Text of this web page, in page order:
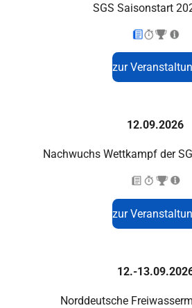
SGS Saisonstart
zur
12.09.2026
Nachwuchs Wettkampf der
zur
12.-
Norddeutsche